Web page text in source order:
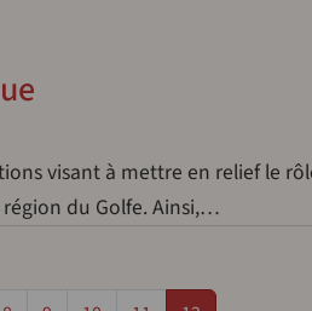
visant à mettre en relief le
du Golfe. Ainsi,…